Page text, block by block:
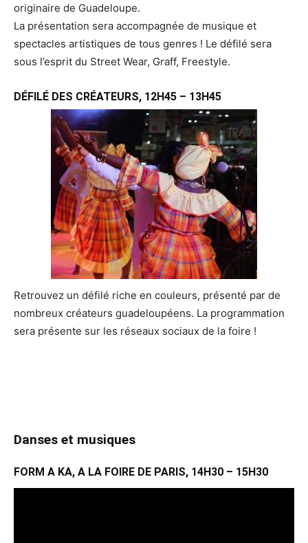
originaire de Guadeloupe.
La présentation sera accompagnée de musique et
spectacles artistiques de tous genres ! Le défilé sera
sous l’esprit du Street Wear, Graff, Freestyle.
DÉFILÉ DES CRÉATEURS, 12H45 – 13H45
Retrouvez un défilé riche en couleurs, présenté par de
nombreux créateurs guadeloupéens. La programmation
sera présente sur les réseaux sociaux de la foire !
Danses et musiques
FORM A KA, A LA FOIRE DE PARIS, 14H30 – 15H30